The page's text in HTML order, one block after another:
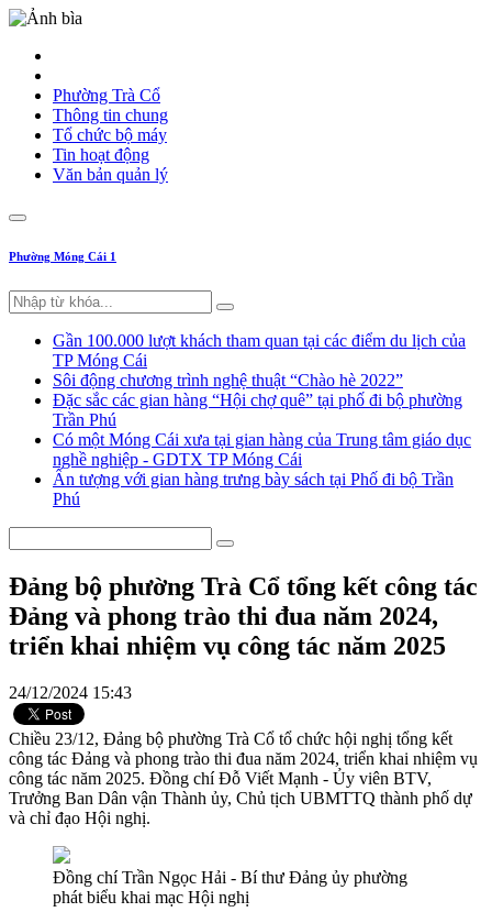
Phường Trà Cổ
Thông tin chung
Tổ chức bộ máy
Tin hoạt động
Văn bản quản lý
Phường Móng Cái 1
Gần 100.000 lượt khách tham quan tại các điểm du lịch của
TP Móng Cái
Sôi động chương trình nghệ thuật “Chào hè 2022”
Đặc sắc các gian hàng “Hội chợ quê” tại phố đi bộ phường
Trần Phú
Có một Móng Cái xưa tại gian hàng của Trung tâm giáo dục
nghề nghiệp - GDTX TP Móng Cái
Ấn tượng với gian hàng trưng bày sách tại Phố đi bộ Trần
Phú
Đảng bộ phường Trà Cổ tổng kết công tác
Đảng và phong trào thi đua năm 2024,
triển khai nhiệm vụ công tác năm 2025
24/12/2024 15:43
Chiều 23/12, Đảng bộ phường Trà Cổ tổ chức hội nghị tổng kết
công tác Đảng và phong trào thi đua năm 2024, triển khai nhiệm vụ
công tác năm 2025. Đồng chí Đỗ Viết Mạnh - Ủy viên BTV,
Trưởng Ban Dân vận Thành ủy, Chủ tịch UBMTTQ thành phố dự
và chỉ đạo Hội nghị.
Đồng chí Trần Ngọc Hải - Bí thư Đảng ủy phường
phát biểu khai mạc Hội nghị